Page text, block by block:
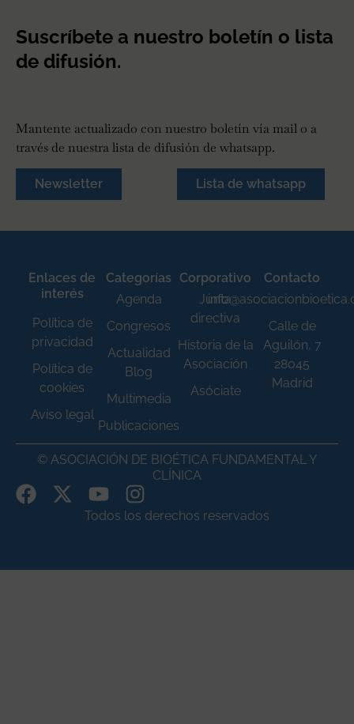
Suscríbete a nuestro boletín o lista
de difusión.
Mantente actualizado con nuestro boletín vía mail o a
través de nuestra lista de difusión de whatsapp.
Newsletter Lista de whatsapp
Enlaces de
interés
Política de
privacidad
Política de
cookies
Aviso legal
Categorías
Agenda
Congresos
Actualidad
Blog
Multimedia
Publicaciones
Corporativo
Junta
directiva
Historia de la
Asociación
Asóciate
Contacto
Calle de
Aguilón, 7
28045
Madrid
© ASOCIACIÓN DE BIOÉTICA FUNDAMENTAL Y
CLÍNICA
Todos los derechos reservados